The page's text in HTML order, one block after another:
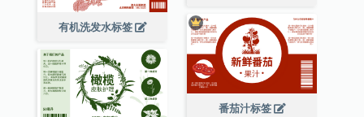
有机洗发水标签
番茄汁标签